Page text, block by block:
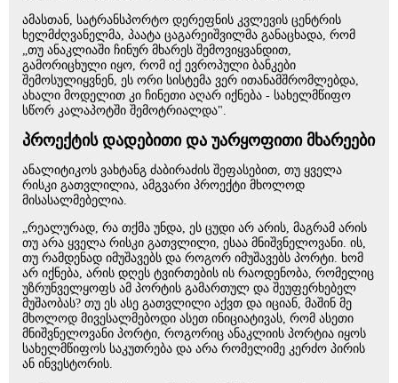
ამასთან, სატრანსპორტო დერეფნის კვლევის ცენტრის
ხელმძღვანელმა, პაატა ცაგარეიშვილმა განაცხადა, რომ
„თუ ანაკლიაში ჩინურ მხარეს შემოვიყვანდით,
გამორიცხული იყო, რომ იქ ევროპული ბანკები
შემოსულიყვნენ, ეს ორი სისტემა ვერ ითანამშრომლებდა,
ახალი მოდელით კი ჩინეთი აღარ იქნება - სახელმწიფო
სწორ კალაპოტში შემოტრიალდა".
პროექტის დადებითი და უარყოფითი მხარეები
ანალიტიკოს ვახტანგ ძაბირაძის შეფასებით, თუ ყველა
რისკი გათვლილია, ამგვარი პროექტი მხოლოდ
მისასალმებელია.
„რეალურად, რა თქმა უნდა, ეს ცუდი არ არის, მაგრამ არის
თუ არა ყველა რისკი გათვლილი, ესაა მნიშვნელოვანი. ის,
თუ რამდენად იმუშავებს და როგორ იმუშავებს პორტი. ხომ
არ იქნება, არის დღეს ტვირთების ის რაოდენობა, რომელიც
უზრუნველყოფს ამ პორტის გამართულ და შეუფერხებელ
მუშაობას? თუ ეს ასე გათვლილი აქვთ და იციან, მაშინ მე
მხოლოდ მივესალმებოდი ასეთ ინიციატივას, რომ ასეთი
მნიშვნელოვანი პორტი, როგორიც ანაკლიის პორტია იყოს
სახელმწიფოს საკუთრება და არა რომელიმე კერძო პირის
ან ინვესტორის.